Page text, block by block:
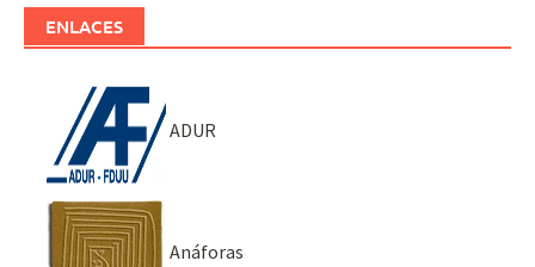
ENLACES
ADUR
Anáforas